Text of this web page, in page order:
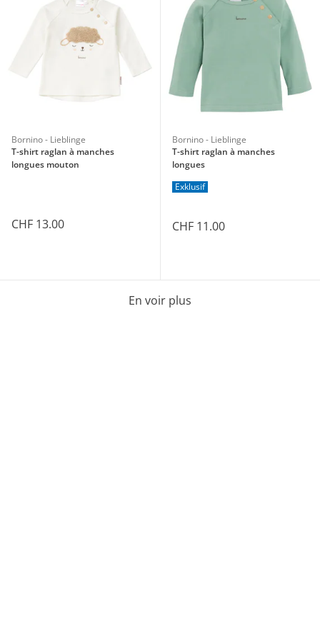
Bornino - Lieblinge
T-shirt raglan à manches
longues mouton
CHF 13.00
Bornino - Lieblinge
T-shirt raglan à manches
longues
Exklusif
CHF 11.00
En voir plus